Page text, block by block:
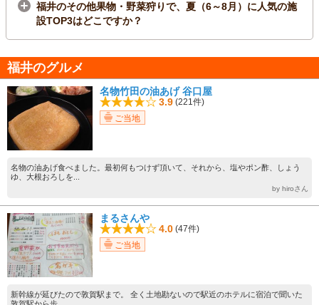
福井のその他果物・野菜狩りで、夏（6～8月）に人気の施
設TOP3はどこですか？
福井のグルメ
名物竹田の油あげ 谷口屋
3.9 (221件)
ご当地
名物の油あげ食べました。最初何もつけず頂いて、それから、塩やポン酢、しょう
ゆ、大根おろしを...
by hiroさん
まるさんや
4.0 (47件)
ご当地
新幹線が延びたので敦賀駅まで。 全く土地勘ないので駅近のホテルに宿泊で聞いた